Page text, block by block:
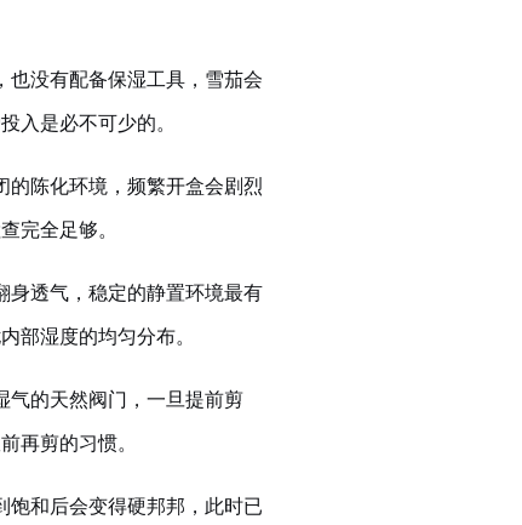
也没有配备保湿工具，雪茄会
入是必不可少的。
的陈化环境，频繁开盒会剧烈
完全足够。
身透气，稳定的静置环境最有
部湿度的均匀分布。
气的天然阀门，一旦提前剪
再剪的习惯。
饱和后会变得硬邦邦，此时已